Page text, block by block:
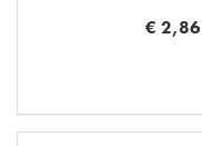
€ 2,86